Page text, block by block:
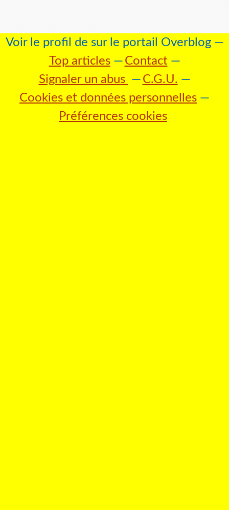
Voir le profil de sur le portail Overblog
Top articles
Contact
Signaler un abus
C.G.U.
Cookies et données personnelles
Préférences cookies